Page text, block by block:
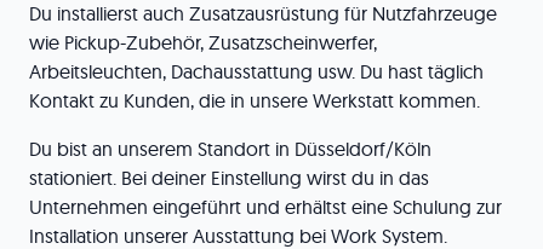
Du installierst auch Zusatzausrüstung für Nutzfahrzeuge
wie Pickup-Zubehör, Zusatzscheinwerfer,
Arbeitsleuchten, Dachausstattung usw. Du hast täglich
Kontakt zu Kunden, die in unsere Werkstatt kommen.
Du bist an unserem Standort in Düsseldorf/Köln
stationiert. Bei deiner Einstellung wirst du in das
Unternehmen eingeführt und erhältst eine Schulung zur
Installation unserer Ausstattung bei Work System.